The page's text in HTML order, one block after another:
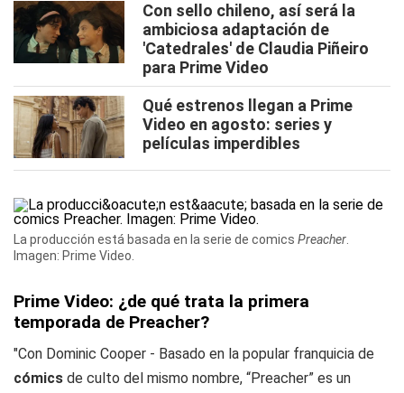
Con sello chileno, así será la
ambiciosa adaptación de
'Catedrales' de Claudia Piñeiro
para Prime Video
Qué estrenos llegan a Prime
Video en agosto: series y
películas imperdibles
La producción está basada en la serie de comics Preacher
Imagen: Prime Video.
Prime Video: ¿de qué trata la primera
temporada de Preacher?
"Con Dominic Cooper - Basado en la popular franquicia de
cómics de culto del mismo nombre, “Preacher” es un